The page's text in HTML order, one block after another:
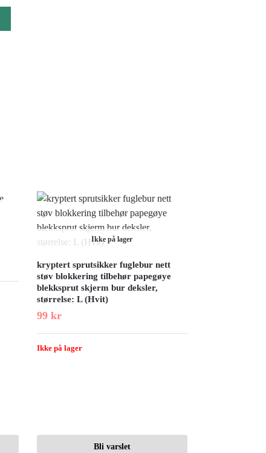
Ikke på lager
kryptert sprutsikker fuglebur nett
støv blokkering tilbehør papegøye
blekksprut skjerm bur deksler,
størrelse: L (Hvit)
99kr
Ikke på lager
Bli varslet